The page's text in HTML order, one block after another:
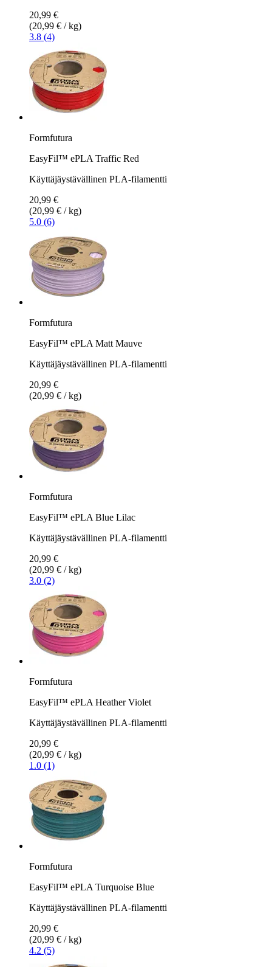
20,99 €
(20,99 € / kg)
3.8 (4)
Formfutura
EasyFil™ ePLA Traffic Red
Käyttäjäystävällinen PLA-filamentti
20,99 €
(20,99 € / kg)
5.0 (6)
Formfutura
EasyFil™ ePLA Matt Mauve
Käyttäjäystävällinen PLA-filamentti
20,99 €
(20,99 € / kg)
Formfutura
EasyFil™ ePLA Blue Lilac
Käyttäjäystävällinen PLA-filamentti
20,99 €
(20,99 € / kg)
3.0 (2)
Formfutura
EasyFil™ ePLA Heather Violet
Käyttäjäystävällinen PLA-filamentti
20,99 €
(20,99 € / kg)
1.0 (1)
Formfutura
EasyFil™ ePLA Turquoise Blue
Käyttäjäystävällinen PLA-filamentti
20,99 €
(20,99 € / kg)
4.2 (5)